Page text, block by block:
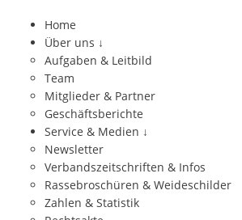
Home
Über uns ↓
Aufgaben & Leitbild
Team
Mitglieder & Partner
Geschäftsberichte
Service & Medien ↓
Newsletter
Verbandszeitschriften & Infos
Rassebroschüren & Weideschilder
Zahlen & Statistik